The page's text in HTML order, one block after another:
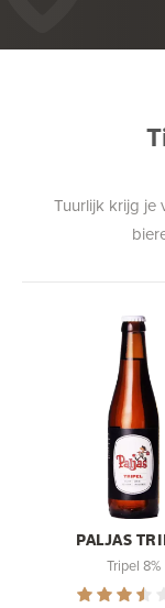
Tuurlijk krijg je
PALJAS
Tripel 8%